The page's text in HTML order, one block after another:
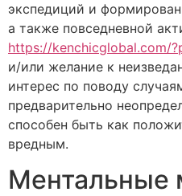
экспедиций и
а также повседневной
https://kenchicglobal.com/
и/или желание к
интерес по поводу
предварительно
способен быть как
вредным.
Ментальные